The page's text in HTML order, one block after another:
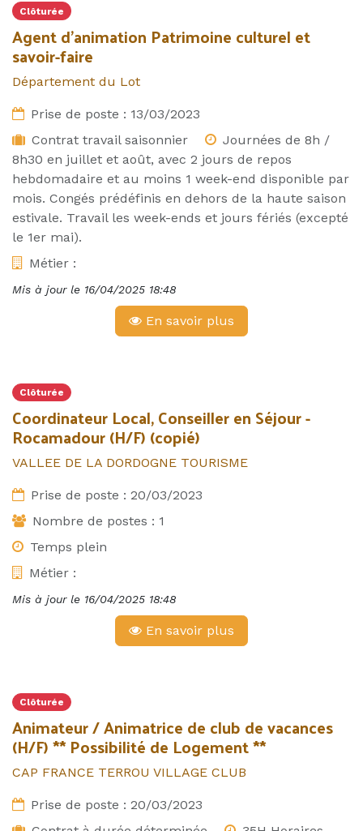
Clôturée
Agent d'animation Patrimoine culturel et
savoir-faire
Département du Lot
Prise de poste : 13/03/2023
Contrat travail saisonnier
Journées de 8h /
8h30 en juillet et août, avec 2 jours de repos
hebdomadaire et au moins 1 week-end disponible par
mois. Congés prédéfinis en dehors de la haute saison
estivale. Travail les week-ends et jours fériés (excepté
le 1er mai).
Métier :
Mis à jour le 16/04/2025 18:48
En savoir plus
Clôturée
Coordinateur Local, Conseiller en Séjour -
Rocamadour (H/F) (copié)
VALLEE DE LA DORDOGNE TOURISME
Prise de poste : 20/03/2023
Nombre de postes : 1
Temps plein
Métier :
Mis à jour le 16/04/2025 18:48
En savoir plus
Clôturée
Animateur / Animatrice de club de vacances
(H/F) ** Possibilité de Logement **
CAP FRANCE TERROU VILLAGE CLUB
Prise de poste : 20/03/2023